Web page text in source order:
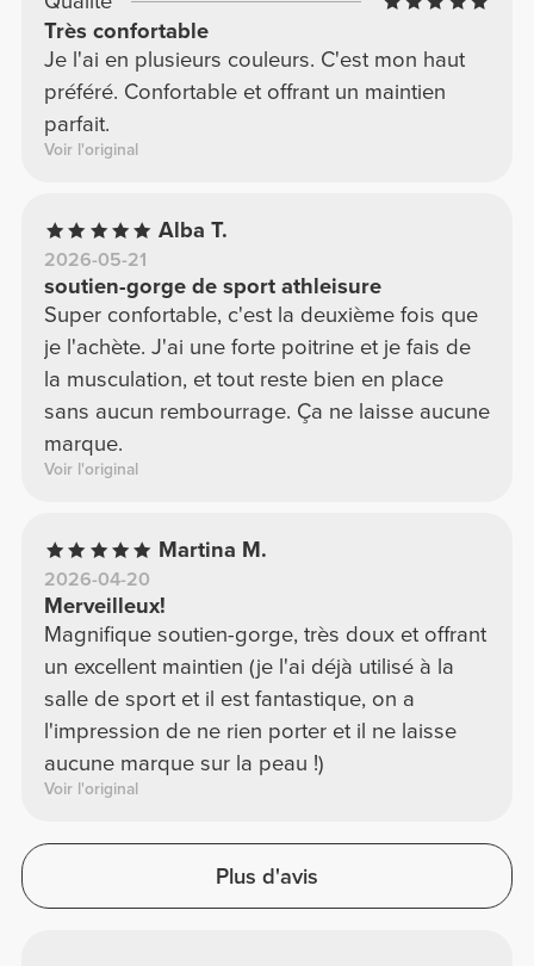
Très confortable
Je l'ai en plusieurs couleurs. C'est mon haut
préféré. Confortable et offrant un maintien
parfait.
Voir l'original
Alba T.
2026-05-21
soutien-gorge de sport athleisure
Super confortable, c'est la deuxième fois que
je l'achète. J'ai une forte poitrine et je fais de
la musculation, et tout reste bien en place
sans aucun rembourrage. Ça ne laisse aucune
marque.
Voir l'original
Martina M.
2026-04-20
Merveilleux!
Magnifique soutien-gorge, très doux et offrant
un excellent maintien (je l'ai déjà utilisé à la
salle de sport et il est fantastique, on a
l'impression de ne rien porter et il ne laisse
aucune marque sur la peau !)
Voir l'original
Plus d'avis